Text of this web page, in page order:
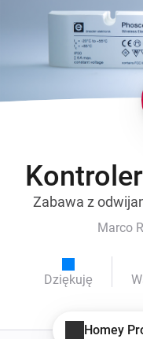
Zabawa z
Marco
Dziękuję
Homey